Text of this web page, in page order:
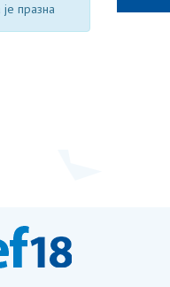
празна